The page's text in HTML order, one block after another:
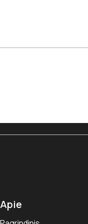
Apie